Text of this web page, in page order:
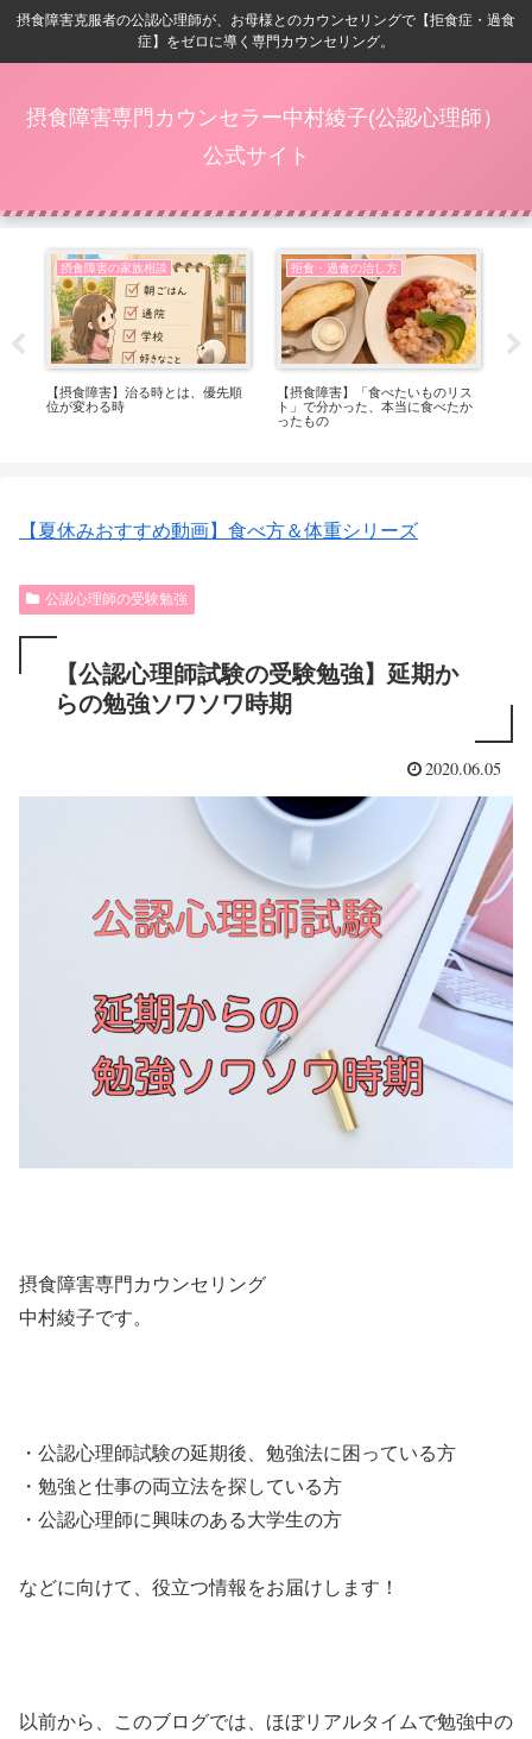
摂食障害克服者の公認心理師が、お母様とのカウンセリングで【拒食症・過食
症】をゼロに導く専門カウンセリング。
摂食障害専門カウンセラー中村綾子(公認心理師）
公式サイト
摂食障害の家族相談
【摂食障害】治る時とは、優先順
位が変わる時
拒食・過食の治し方
【摂食障害】「食べたいものリス
ト」で分かった、本当に食べたか
ったもの
【夏休みおすすめ動画】食べ方＆体重シリーズ
公認心理師の受験勉強
【公認心理師試験の受験勉強】延期か
らの勉強ソワソワ時期
2020.06.05
摂食障害専門カウンセリング
中村綾子です。
・公認心理師試験の延期後、勉強法に困っている方
・勉強と仕事の両立法を探している方
・公認心理師に興味のある大学生の方
などに向けて、役立つ情報をお届けします！
以前から、このブログでは、ほぼリアルタイムで勉強中の